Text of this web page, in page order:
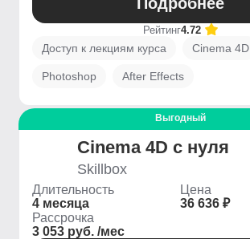
Рейтинг4.72
Доступ к лекциям курса Cinema 4D
Photoshop After Effects
Выгодный
Cinema 4D с нуля
Skillbox
Длительность
4 месяца
Цена
36 636 ₽
Рассрочка
3 053 руб. /мес